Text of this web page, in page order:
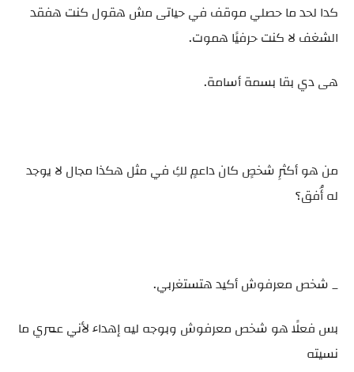
كدا لحد ما حصلي موقف في حياتى مش هقول كنت هفقد
الشغف لا كنت حرفيًا هموت.
هى دي بقا بسمة أسامة.
من هو أكثرِ شخصٍ كان داعمٍ لكِ في مثل هكذا مجال لا يوجد
له أُفق؟
_ شخص معرفوش أكيد هتستغربي.
بس فعلًا هو شخص معرفوش وبوجه ليه إهداء لأني عمري ما
نسيته